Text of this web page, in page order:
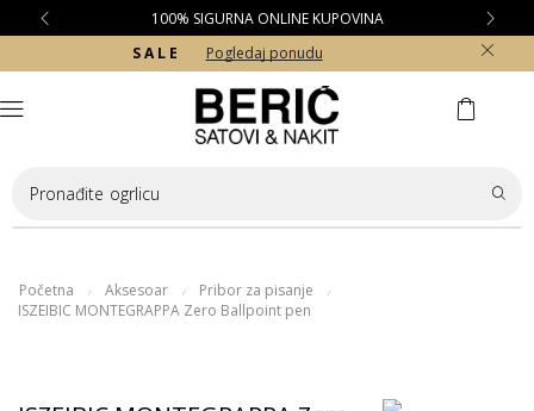
100% SIGURNA ONLINE KUPOVINA
S A L E
Pogledaj ponudu
Pronađite ogrlicu
Početna / Aksesoar / Pribor za pisanje /
ISZEIBIC MONTEGRAPPA Zero Ballpoint pen